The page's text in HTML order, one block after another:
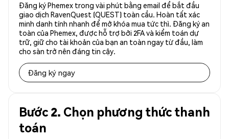
Đăng ký Phemex trong vài phút bằng email để bắt đầu
giao dịch RavenQuest (QUEST) toàn cầu. Hoàn tất xác
minh danh tính nhanh để mở khóa mua tức thì. Đăng ký an
toàn của Phemex, được hỗ trợ bởi 2FA và kiểm toán dự
trữ, giữ cho tài khoản của bạn an toàn ngay từ đầu, làm
cho sàn trở nên đáng tin cậy.
Đăng ký ngay
Bước 2. Chọn phương thức thanh
toán